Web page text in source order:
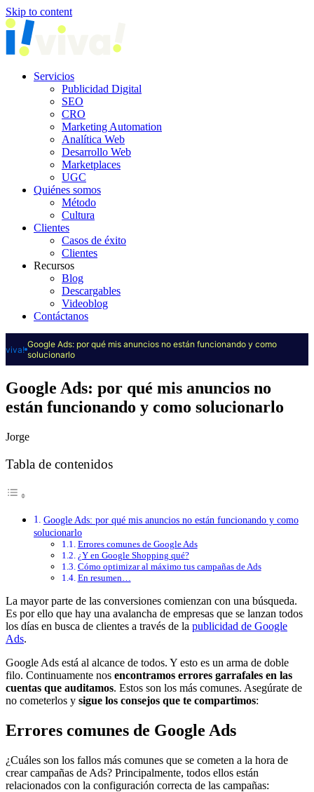
Skip to content
Servicios
Publicidad Digital
SEO
CRO
Marketing Automation
Analítica Web
Desarrollo Web
Marketplaces
UGC
Quiénes somos
Método
Cultura
Clientes
Casos de éxito
Clientes
Recursos
Blog
Descargables
Videoblog
Contáctanos
viva! Google Ads: por qué mis anuncios no están funcionando y como
solucionarlo
Google Ads: por qué mis anuncios no
están funcionando y como solucionarlo
Jorge
Tabla de contenidos
Google Ads: por qué mis anuncios no están funcionando y como
solucionarlo
Errores comunes de Google Ads
¿Y en Google Shopping qué?
Cómo optimizar al máximo tus campañas de Ads
En resumen…
La mayor parte de las conversiones comienzan con una búsqueda.
Es por ello que hay una avalancha de empresas que se lanzan todos
los días en busca de clientes a través de la publicidad de Google
Ads.
Google Ads está al alcance de todos. Y esto es un arma de doble
filo. Continuamente nos encontramos errores garrafales en las
cuentas que auditamos. Estos son los más comunes. Asegúrate de
no cometerlos y sigue los consejos que te compartimos:
Errores comunes de Google Ads
¿Cuáles son los fallos más comunes que se cometen a la hora de
crear campañas de Ads? Principalmente, todos ellos están
relacionados con la configuración correcta de las campañas: